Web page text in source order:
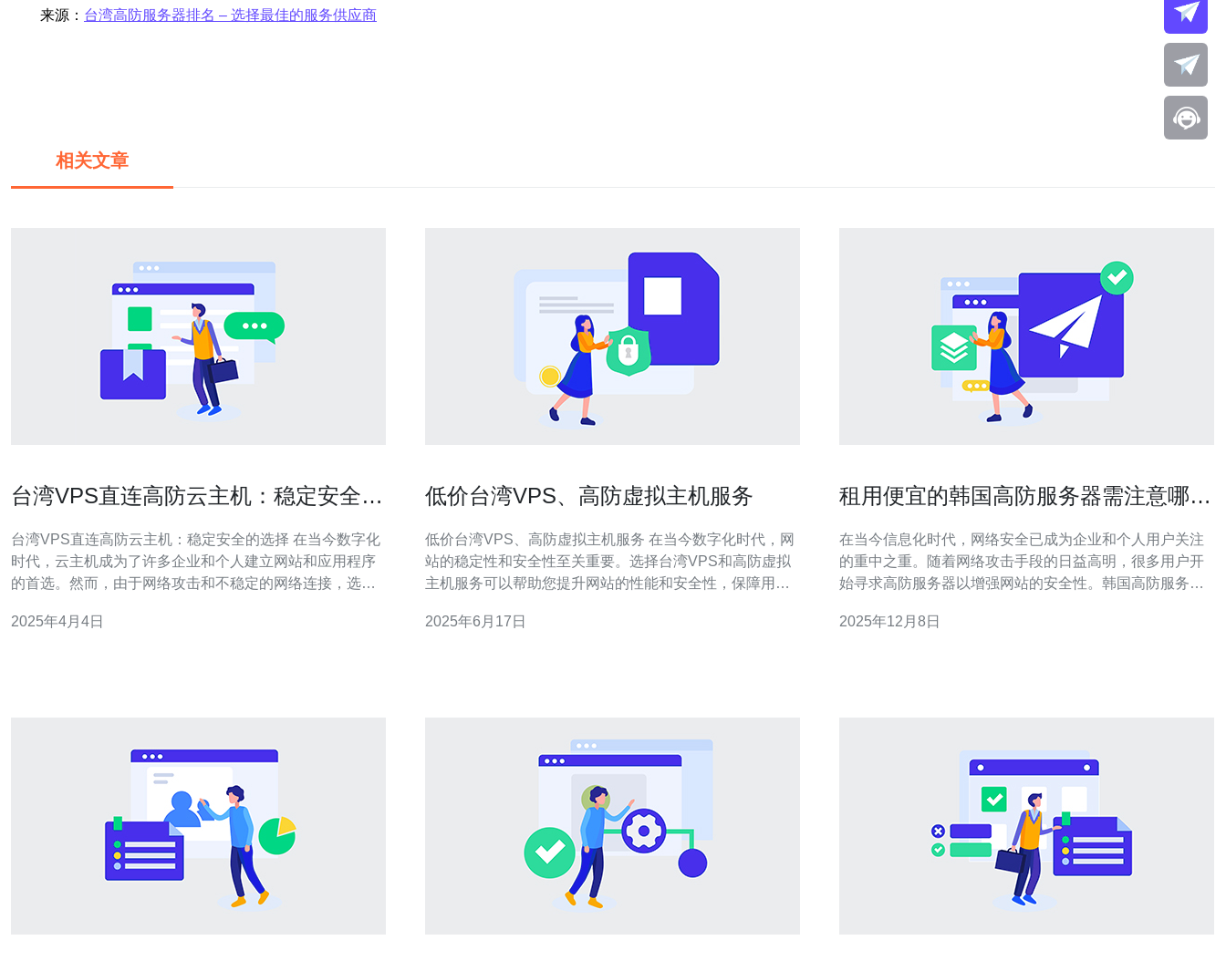
来源： 台湾高防服务器排名 – 选择最佳的服务供应商
相关文章
台湾VPS直连高防云主机：稳定安全的
台湾VPS直连高防云主机：稳定安全的选择 在当今数字化
时代，云主机成为了许多企业和个人建立网站和应用程序
的首选。然而，由于网络攻击和不稳定的网络连接，选择
云主机成为了一个备受关注的选择。 台湾VPS直连是指在
2025年4月4日
低价台湾VPS、高防虚拟主机服务
低价台湾VPS、高防虚拟主机服务 在当今数字化时代，网
站的稳定性和安全性至关重要。选择台湾VPS和高防虚拟
主机服务可以帮助您提升网站的性能和安全性，保障用户
过选择合适的配置，您可以获得高性价比的VPS服务，满
2025年6月17日
租用便宜的韩国高防服务器需注意哪些
在当今信息化时代，网络安全已成为企业和个人用户关注
的重中之重。随着网络攻击手段的日益高明，很多用户开
始寻求高防服务器以增强网站的安全性。韩国高防服务器
首选。但在租用便宜的韩国高防服务器时，有一些关键事
2025年12月8日